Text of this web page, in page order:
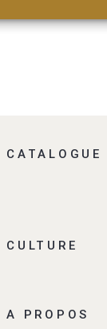
CATALOGUE
CULTURE
A PROPOS